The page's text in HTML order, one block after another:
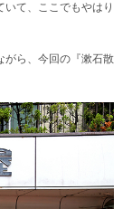
て、ここでもやはり
がら、今回の『漱石散